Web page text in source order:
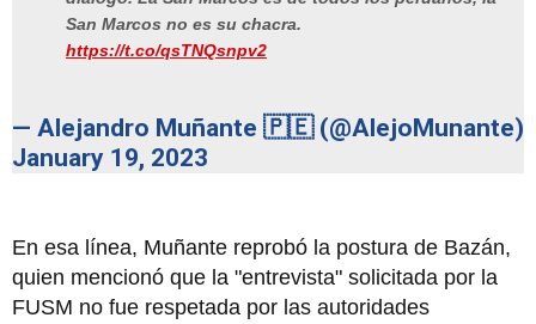
San Marcos no es su chacra.
https://t.co/qsTNQsnpv2
— Alejandro Muñante 🇵🇪 (@AlejoMunante)
January 19, 2023
En esa línea, Muñante reprobó la postura de Bazán,
quien mencionó que la "entrevista" solicitada por la
FUSM no fue respetada por las autoridades